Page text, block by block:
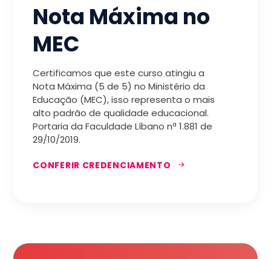
Nota Máxima no
MEC
Certificamos que este curso atingiu a
Nota Máxima (5 de 5) no Ministério da
Educação (MEC), isso representa o mais
alto padrão de qualidade educacional.
Portaria da Faculdade Líbano nª 1.881 de
29/10/2019.
CONFERIR CREDENCIAMENTO